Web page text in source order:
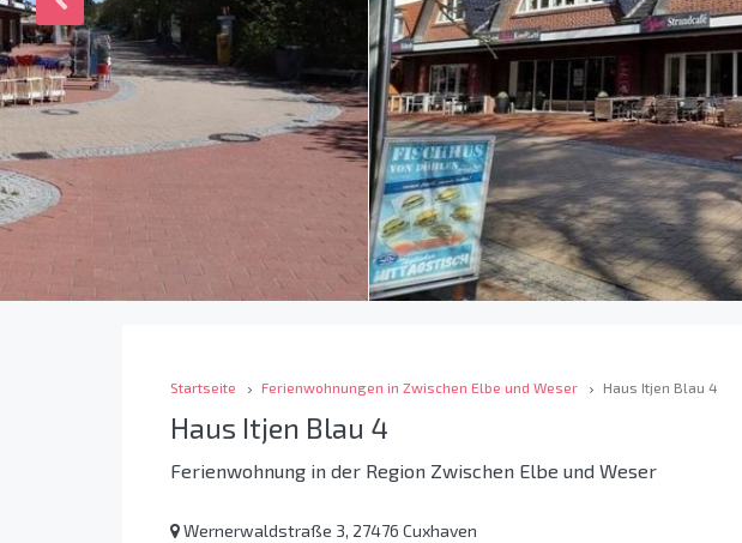
Startseite Ferienwohnungen in Zwischen Elbe und Weser Haus Itjen Blau 4
Haus Itjen Blau 4
Ferienwohnung in der Region Zwischen Elbe und Weser
Wernerwaldstraße 3, 27476 Cuxhaven